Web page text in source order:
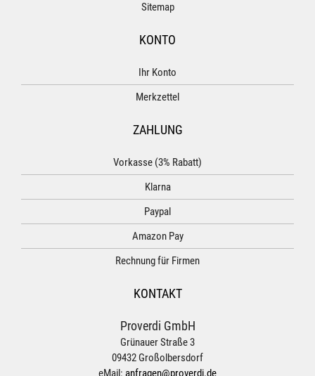
Sitemap
KONTO
Ihr Konto
Merkzettel
ZAHLUNG
Vorkasse (3% Rabatt)
Klarna
Paypal
Amazon Pay
Rechnung für Firmen
KONTAKT
Proverdi GmbH
Grünauer Straße 3
09432 Großolbersdorf
eMail: anfragen@proverdi.de